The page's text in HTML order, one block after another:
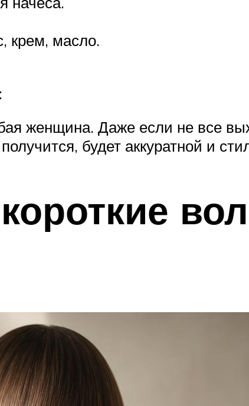
крем, масло.
женщина. Даже если не все
будет аккуратной и